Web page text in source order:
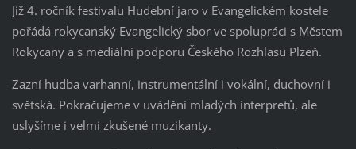
Již 4. ročník festivalu Hudební jaro v Evangelickém kostele
pořádá rokycanský Evangelický sbor ve spolupráci s Městem
Rokycany a s mediální podporu Českého Rozhlasu Plzeň.
Zazní hudba varhanní, instrumentální i vokální, duchovní i
světská. Pokračujeme v uvádění mladých interpretů, ale
uslyšíme i velmi zkušené muzikanty.